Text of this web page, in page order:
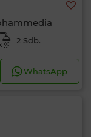
2 Sdb.
WhatsApp